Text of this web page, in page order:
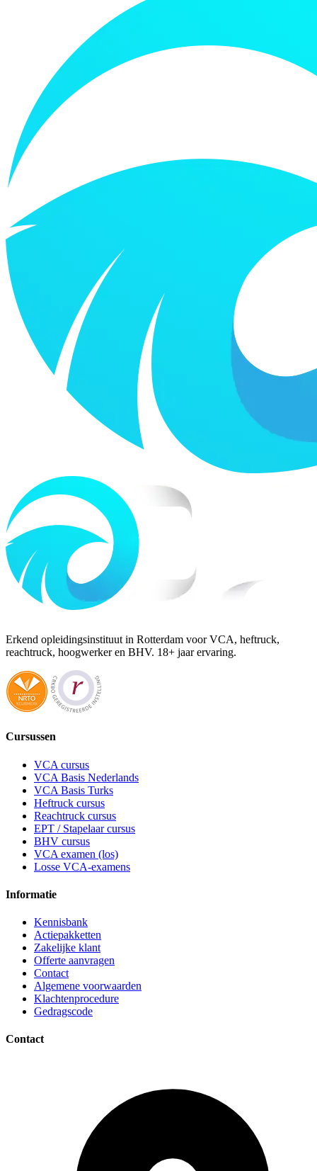
Erkend opleidingsinstituut in Rotterdam voor VCA, heftruck,
reachtruck, hoogwerker en BHV. 18+ jaar ervaring.
Cursussen
VCA cursus
VCA Basis Nederlands
VCA Basis Turks
Heftruck cursus
Reachtruck cursus
EPT / Stapelaar cursus
BHV cursus
VCA examen (los)
Losse VCA-examens
Informatie
Kennisbank
Actiepakketten
Zakelijke klant
Offerte aanvragen
Contact
Algemene voorwaarden
Klachtenprocedure
Gedragscode
Contact